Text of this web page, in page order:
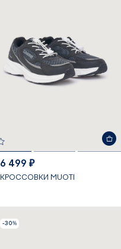
6 499 ₽
КРОССОВКИ MUOTI
-30%